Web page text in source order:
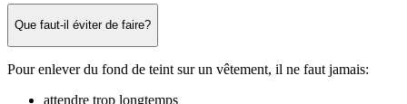
Que faut-il éviter de faire?
Pour enlever du fond de teint sur un vêtement, il ne faut jamais:
attendre trop longtemps